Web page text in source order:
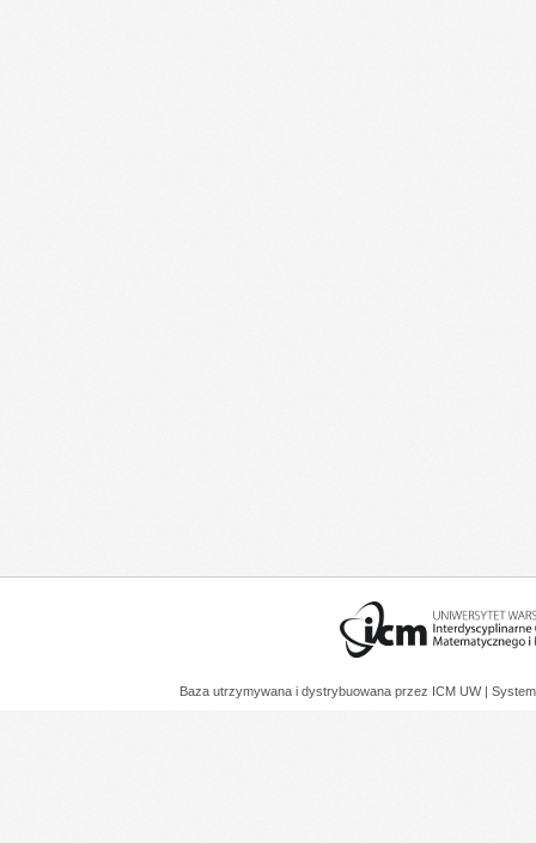
Baza utrzymywana i dystrybuowana przez ICM UW |